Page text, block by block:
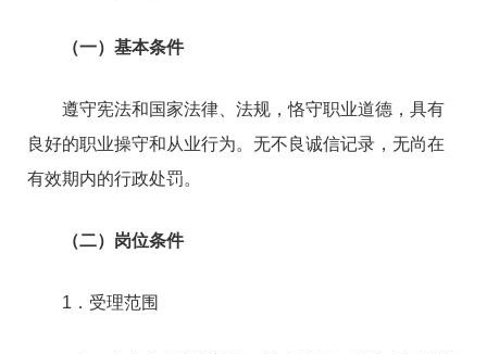
（一）基本条件
遵守宪法和国家法律、法规，恪守职业道德，具有
良好的职业操守和从业行为。无不良诚信记录，无尚在
有效期内的行政处罚。
（二）岗位条件
1．受理范围